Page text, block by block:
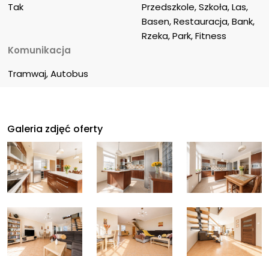
Tak
Przedszkole, Szkoła, Las,
Basen, Restauracja, Bank,
Rzeka, Park, Fitness
Komunikacja
Tramwaj, Autobus
Galeria zdjęć oferty